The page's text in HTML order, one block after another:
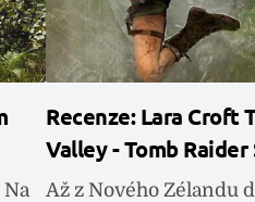
Recenze: Lara Croft
Valley - Tomb
Až z Nového Zélandu